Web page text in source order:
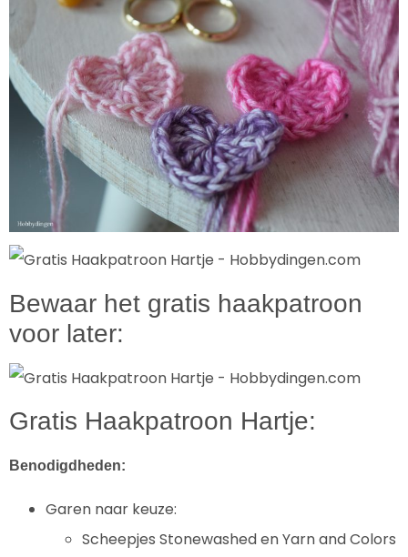
Bewaar het gratis haakpatroon
voor later:
Gratis Haakpatroon Hartje:
Benodigdheden:
Garen naar keuze:
Scheepjes Stonewashed en Yarn and Colors